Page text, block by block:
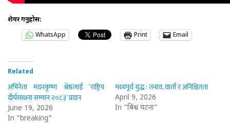
शेयर गर्नुहोस:
WhatsApp
Print Email
Related
अभिनेता मदनकृष्ण श्रेष्ठलाई ‘राष्ट्रिय
दीर्घसाधना सम्मान २०८३’ प्रदान
June 19, 2026
In "breaking"
मध्यपूर्व युद्ध : तनाव, वार्ता र अनिश्चितता
April 9, 2026
In "बिश्व घटना"